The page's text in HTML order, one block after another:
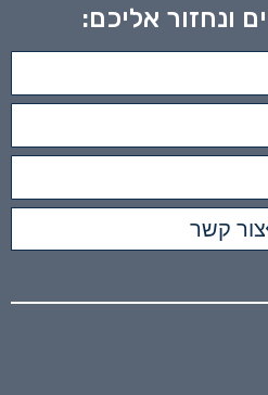
ונחזור אליכם:
צור קשר